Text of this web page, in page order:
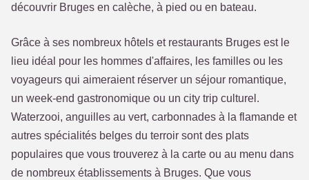
découvrir Bruges en calèche, à pied ou en bateau.
Grâce à ses nombreux hôtels et restaurants Bruges est le
lieu idéal pour les hommes d'affaires, les familles ou les
voyageurs qui aimeraient réserver un séjour romantique,
un week-end gastronomique ou un city trip culturel.
Waterzooi, anguilles au vert, carbonnades à la flamande et
autres spécialités belges du terroir sont des plats
populaires que vous trouverez à la carte ou au menu dans
de nombreux établissements à Bruges. Que vous